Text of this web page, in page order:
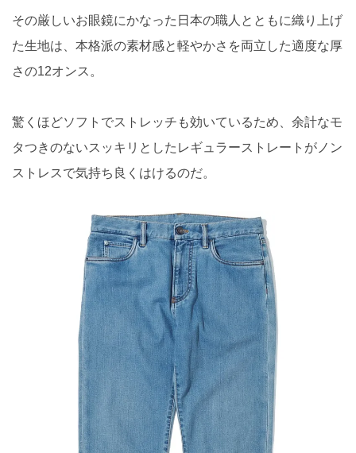
その厳しいお眼鏡にかなった日本の職人とともに織り上げ
た生地は、本格派の素材感と軽やかさを両立した適度な厚
さの12オンス。
驚くほどソフトでストレッチも効いているため、余計なモ
タつきのないスッキリとしたレギュラーストレートがノン
ストレスで気持ち良くはけるのだ。